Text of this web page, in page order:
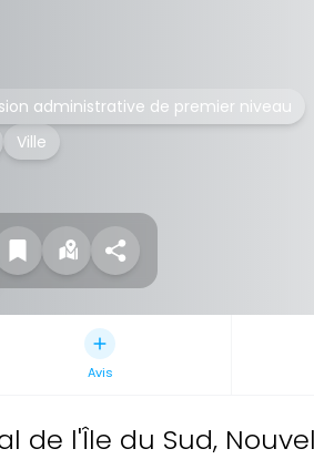
administrative de premier niveau
Ville
Avis
de l'Île du Sud,